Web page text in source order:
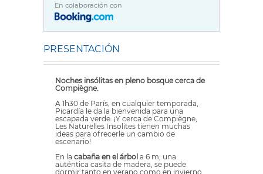
En colaboración con
PRESENTACIÓN
Noches insólitas en pleno bosque cerca de
Compiègne.
A 1h30 de París, en cualquier temporada,
Picardía le da la bienvenida para una
escapada verde. ¡Y cerca de Compiègne,
Les Naturelles Insolites tienen muchas
ideas para ofrecerle un cambio de
escenario!
En la cabaña en el árbol a 6 m, una
auténtica casita de madera, se puede
dormir tanto en verano como en invierno